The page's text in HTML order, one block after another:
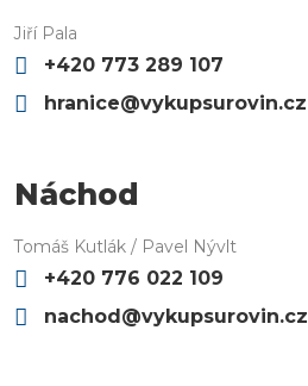
Jiří Pala
+420 773 289 107
hranice@vykupsurovin.cz
Náchod
Tomáš Kutlák / Pavel Nývlt
+420 776 022 109
nachod@vykupsurovin.cz